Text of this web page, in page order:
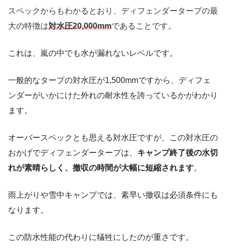
スペックからもわかるとおり、ディフェンダータープの最
大の特徴は対水圧20,000mmであることです。
これは、嵐の中でも水が漏れないレベルです。
一般的なタープの対水圧が1,500mmですから、ディフェ
ンダーがいかにけた外れの耐水性を誇っているかがわかり
ます。
オーバースペックとも思える対水圧ですが、この対水圧の
おかげでディフェンダータープは、 キャンプ終了後の水切
れが素晴らしく、撤収の時間が大幅に短縮されます。
雨上がりや雪中キャンプでは、素早い撤収は必須条件にも
なります。
この防水性能の代わりに犠牲にしたのが重さです。